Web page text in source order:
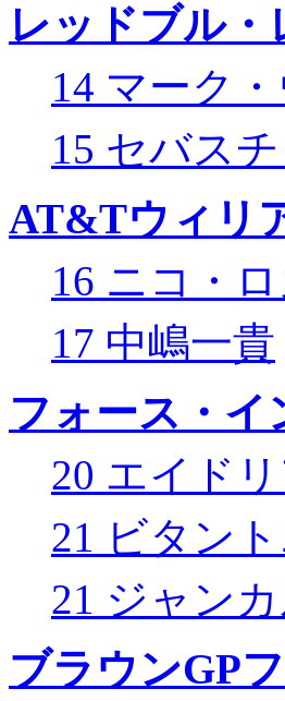
レッドブル・
14 マーク
15 セバス
AT&Tウィリ
16 ニコ・
17 中嶋一貴
フォース・イ
20 エイド
21 ビタン
21 ジャン
ブラウンGP